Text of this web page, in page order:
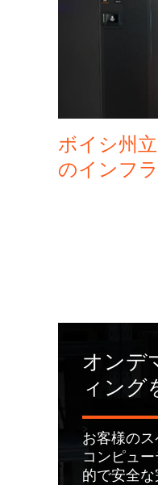
ボイシ州
のインフ
オンデ
ィング
>
お客様の
コンピュ
的で安全